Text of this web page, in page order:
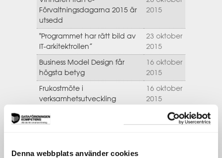
Denna webbplats använder cookies
Förvaltningsdagarna 2015 är
utsedd
2015
"Programmet har rätt bild av
IT-arkitektrollen”
23 oktober
2015
Business Model Design får
högsta betyg
16 oktober
2015
Frukostmöte i
verksamhetsutveckling
16 oktober
2015
Hur upplever användaren
dina tjänster?
8 oktober
2015
verksamhetsstyrning